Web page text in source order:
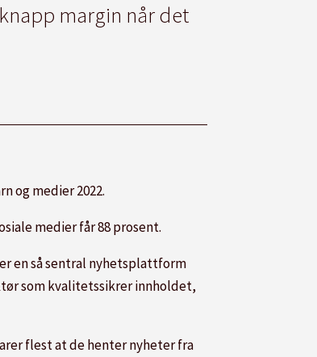
margin når det
og medier 2022.
medier får 88 prosent.
en så sentral nyhetsplattform
som kvalitetssikrer innholdet,
flest at de henter nyheter fra